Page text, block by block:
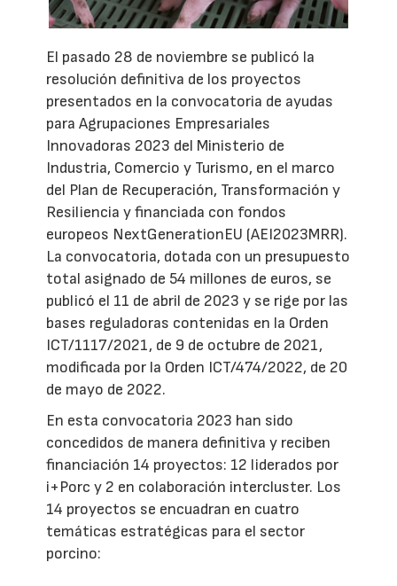
El pasado 28 de noviembre se publicó la
resolución definitiva de los proyectos
presentados en la convocatoria de ayudas
para Agrupaciones Empresariales
Innovadoras 2023 del Ministerio de
Industria, Comercio y Turismo, en el marco
del Plan de Recuperación, Transformación y
Resiliencia y financiada con fondos
europeos NextGenerationEU (AEI2023MRR).
La convocatoria, dotada con un presupuesto
total asignado de 54 millones de euros, se
publicó el 11 de abril de 2023 y se rige por las
bases reguladoras contenidas en la Orden
ICT/1117/2021, de 9 de octubre de 2021,
modificada por la Orden ICT/474/2022, de 20
de mayo de 2022.
En esta convocatoria 2023 han sido
concedidos de manera definitiva y reciben
financiación 14 proyectos: 12 liderados por
i+Porc y 2 en colaboración intercluster. Los
14 proyectos se encuadran en cuatro
temáticas estratégicas para el sector
porcino: